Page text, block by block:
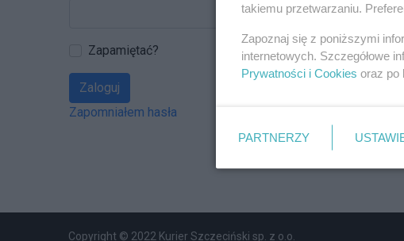
Zapamiętać?
Zaloguj
Zapomniałem hasła
Copyright © 2022 Kurier Szczeciński sp. z o.o.
takiemu przetwarzaniu.
Zapoznaj się z poniższymi
internetowych. Szczegółowe
Prywatności i Cookies oraz po
PARTNERZY